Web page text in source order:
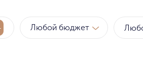
Любой бюджет